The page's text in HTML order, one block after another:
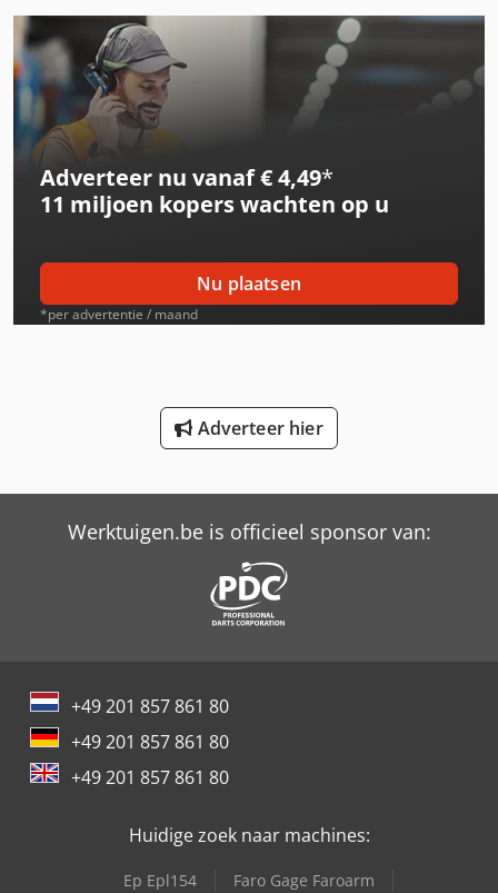
International 433
International 453
International 533
International 553
International 554
International 654
International 824
International 844
Job-Mann 200-35
Schaffer 2345 T
Schaffer 4560 T
Schaffer 8610 T
Schaffer 9380 T
Adverteer nu vanaf € 4,49*
11 miljoen koperswachten op u
Nu plaatsen
*per advertentie / maand
Adverteer hier
Werktuigen.be is officieel sponsor van:
+49 201 857 861 80
+49 201 857 861 80
+49 201 857 861 80
Huidige zoek naar machines:
Ep Epl154
Faro Gage Faroarm